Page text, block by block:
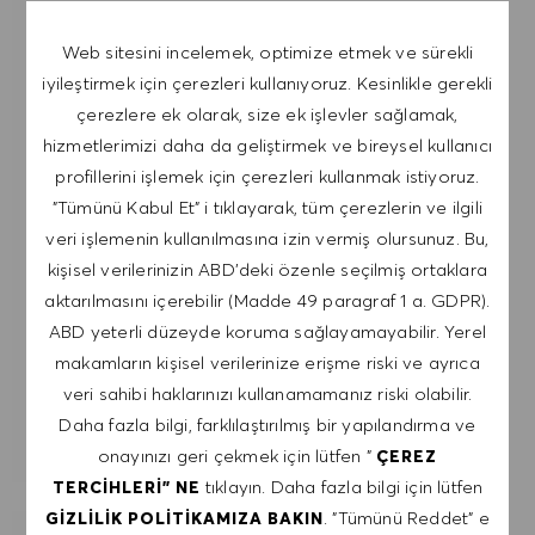
Web sitesini incelemek, optimize etmek ve sürekli
iyileştirmek için çerezleri kullanıyoruz. Kesinlikle gerekli
çerezlere ek olarak, size ek işlevler sağlamak,
hizmetlerimizi daha da geliştirmek ve bireysel kullanıcı
profillerini işlemek için çerezleri kullanmak istiyoruz.
"Tümünü Kabul Et" i tıklayarak, tüm çerezlerin ve ilgili
veri işlemenin kullanılmasına izin vermiş olursunuz. Bu,
kişisel verilerinizin ABD'deki özenle seçilmiş ortaklara
aktarılmasını içerebilir (Madde 49 paragraf 1 a. GDPR).
ABD yeterli düzeyde koruma sağlayamayabilir. Yerel
makamların kişisel verilerinize erişme riski ve ayrıca
veri sahibi haklarınızı kullanamamanız riski olabilir.
Daha fazla bilgi, farklılaştırılmış bir yapılandırma ve
onayınızı geri çekmek için lütfen " ÇEREZ
TERCIHLERI" NE tıklayın. Daha fazla bilgi için lütfen
GIZLILIK POLITIKAMIZA BAKIN . "Tümünü Reddet" e
NOT: Kayıt olarak, HUGO BOSS iş teklifleri, etkinlik
davetiyeleri ve diğer kariyerle ilgili konuları içeren
e-postalar almayı kabul ediyorum. Bu e-
postalardan istediğim zaman, örneğin her e-
postada bulunan bağlantıya tıklayarak,
çıkabileceğimi kabul ediyorum. Kişisel verilerimin
GIZLILIK POLITIKASI
'na uygun olarak
işleneceğini kabul ediyorum.
E-posta adresini gir (Gerekli)
GÖNDER
UYARILARI YÖNET